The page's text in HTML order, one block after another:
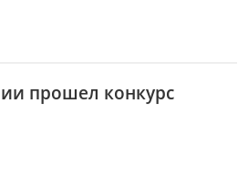
прошел конкурс